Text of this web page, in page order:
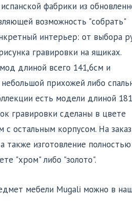
фабрики из
возможность "собрать"
интерьер: от выбора
гравировки на ящиках.
длиной всего 141,6см и
прихожей либо
есть модели длиной
гравировки сделаны в цвете
остальным корпусом. На заказ
также изготовление
"хром" либо "золото".
мебели Mugali можно в